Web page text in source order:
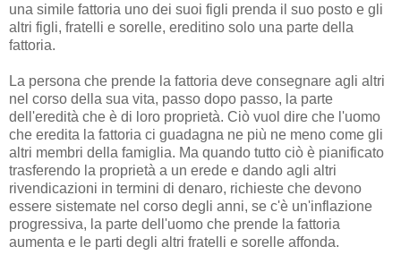
una simile fattoria uno dei suoi figli prenda il suo posto e gli
altri figli, fratelli e sorelle, ereditino solo una parte della
fattoria.
La persona che prende la fattoria deve consegnare agli altri
nel corso della sua vita, passo dopo passo, la parte
dell'eredità che è di loro proprietà. Ciò vuol dire che l'uomo
che eredita la fattoria ci guadagna ne più ne meno come gli
altri membri della famiglia. Ma quando tutto ciò è pianificato
trasferendo la proprietà a un erede e dando agli altri
rivendicazioni in termini di denaro, richieste che devono
essere sistemate nel corso degli anni, se c'è un'inflazione
progressiva, la parte dell'uomo che prende la fattoria
aumenta e le parti degli altri fratelli e sorelle affonda.